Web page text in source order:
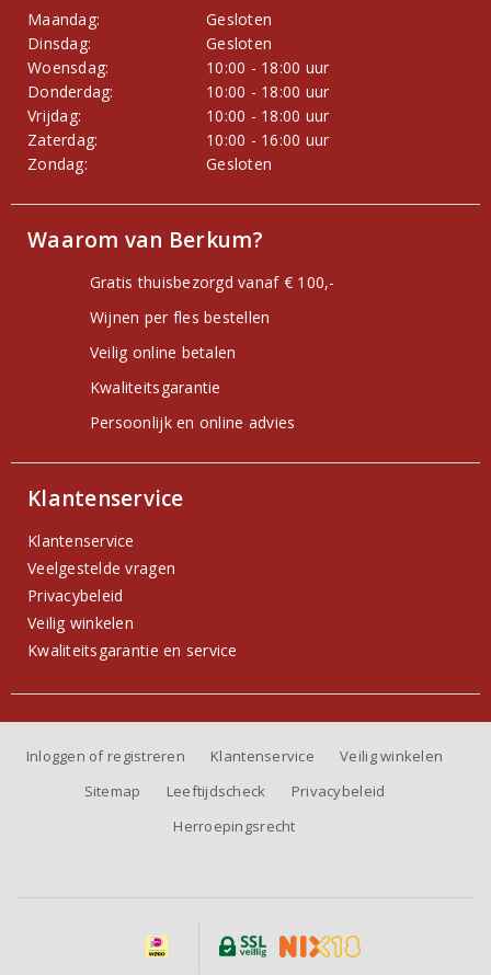
Maandag:
Gesloten
Dinsdag:
Gesloten
Woensdag:
10:00 - 18:00 uur
Donderdag:
10:00 - 18:00 uur
Vrijdag:
10:00 - 18:00 uur
Zaterdag:
10:00 - 16:00 uur
Zondag:
Gesloten
Waarom van Berkum?
Gratis thuisbezorgd vanaf € 100,-
Wijnen per fles bestellen
Veilig online betalen
Kwaliteitsgarantie
Persoonlijk en online advies
Klantenservice
Klantenservice
Veelgestelde vragen
Privacybeleid
Veilig winkelen
Kwaliteitsgarantie en service
Inloggen of registreren Klantenservice
Veilig winkelen
Sitemap
Leeftijdscheck
Privacybeleid
Herroepingsrecht